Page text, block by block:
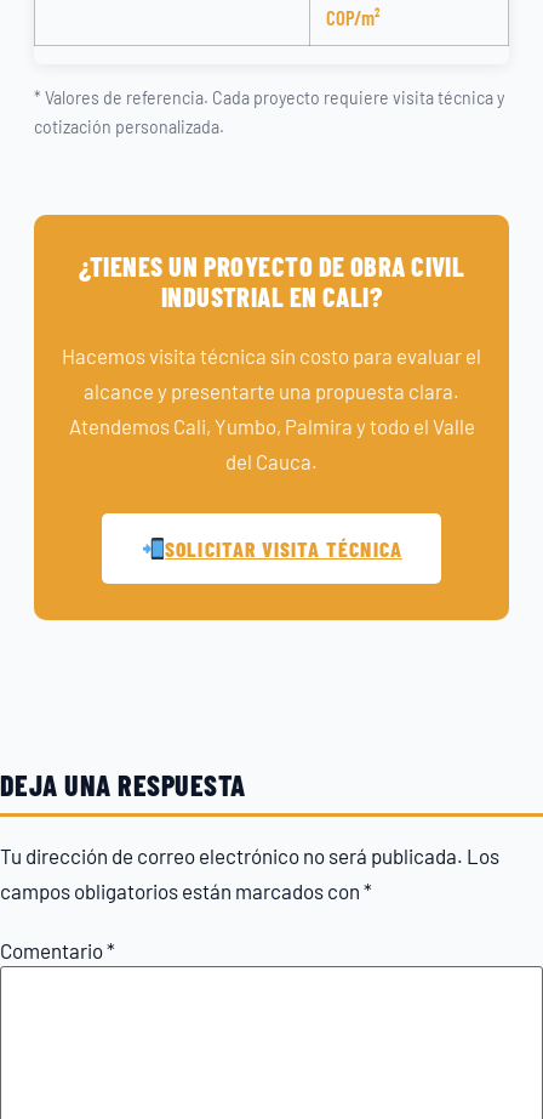
COP/m²
* Valores de referencia. Cada proyecto requiere visita técnica y
cotización personalizada.
¿TIENES UN PROYECTO DE OBRA CIVIL
INDUSTRIAL EN CALI?
Hacemos visita técnica sin costo para evaluar el
alcance y presentarte una propuesta clara.
Atendemos Cali, Yumbo, Palmira y todo el Valle
del Cauca.
SOLICITAR VISITA TÉCNICA
DEJA UNA RESPUESTA
Tu dirección de correo electrónico no será publicada. Los
campos obligatorios están marcados con *
Comentario*